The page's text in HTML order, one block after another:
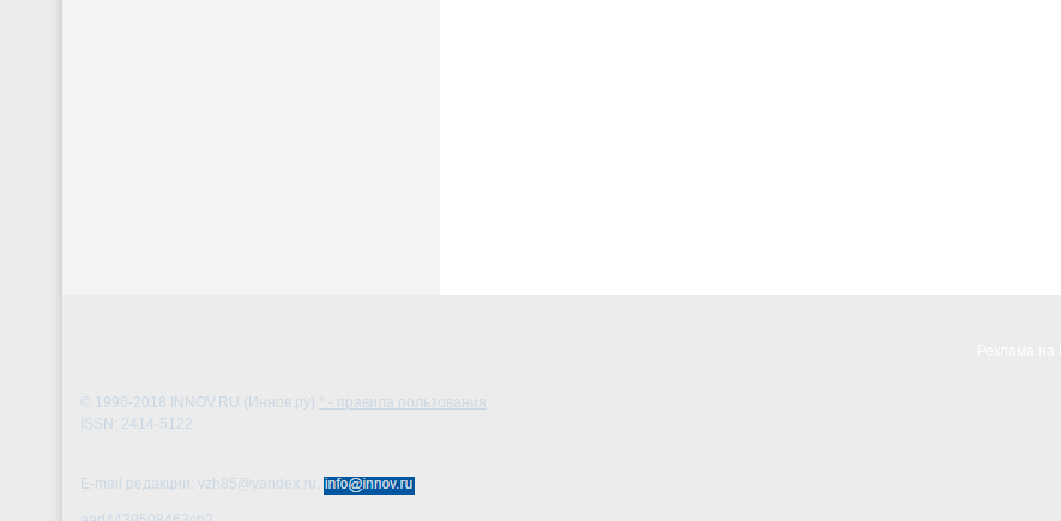
© 1996-2018 INNOV.RU (Иннов.ру) * - правила пользования
ISSN: 2414-5122
E-mail редакции: vzh85@yandex.ru,